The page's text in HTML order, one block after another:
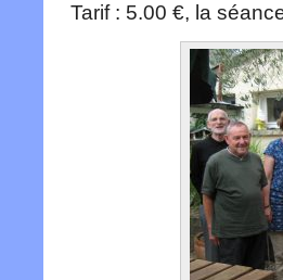
Tarif : 5.00 €, la